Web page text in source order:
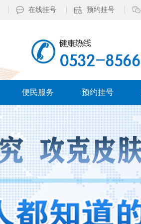
在线挂号 预约挂号
便民服务 预约挂号